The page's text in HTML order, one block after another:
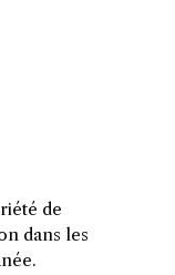
de
dans les